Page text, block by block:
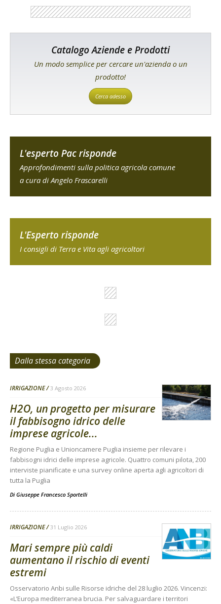
Catalogo Aziende e Prodotti
Un modo semplice per cercare un'azienda o un
prodotto!
Cerca adesso
L'esperto Pac risponde
Approfondimenti sulla politica agricola comune
a cura di Angelo Frascarelli
L'Esperto risponde
I consigli di Terra e Vita agli agricoltori
Dalla stessa categoria
IRRIGAZIONE 3 Agosto 2026
H2O, un progetto per misurare
il fabbisogno idrico delle
imprese agricole...
Regione Puglia e Unioncamere Puglia insieme per rilevare i
fabbisogni idrici delle imprese agricole. Quattro comuni pilota, 200
interviste pianificate e una survey online aperta agli agricoltori di
tutta la Puglia
Di Giuseppe Francesco Sportelli
IRRIGAZIONE 31 Luglio 2026
Mari sempre più caldi
aumentano il rischio di eventi
estremi
Osservatorio Anbi sulle Risorse idriche del 28 luglio 2026. Vincenzi:
«L’Europa mediterranea brucia. Per salvaguardare i territori